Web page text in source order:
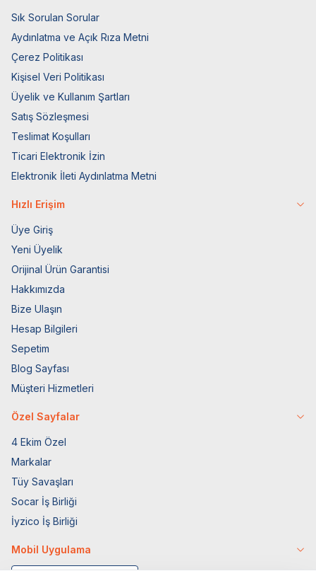
Sık Sorulan Sorular
Aydınlatma ve Açık Rıza Metni
Çerez Politikası
Kişisel Veri Politikası
Üyelik ve Kullanım Şartları
Satış Sözleşmesi
Teslimat Koşulları
Ticari Elektronik İzin
Elektronik İleti Aydınlatma Metni
Hızlı Erişim
Üye Giriş
Yeni Üyelik
Orijinal Ürün Garantisi
Hakkımızda
Bize Ulaşın
Hesap Bilgileri
Sepetim
Blog Sayfası
Müşteri Hizmetleri
Özel Sayfalar
4 Ekim Özel
Markalar
Tüy Savaşları
Socar İş Birliği
İyzico İş Birliği
Mobil Uygulama